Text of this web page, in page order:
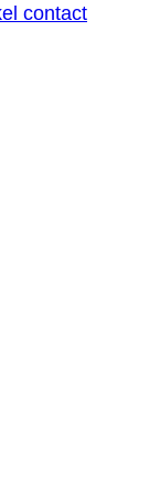
contact